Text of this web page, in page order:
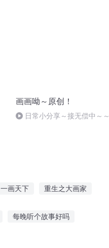
画画呦～原创！
日常小分享～接无偿中～～
一画天下 重生之大画家
每晚听个故事好吗